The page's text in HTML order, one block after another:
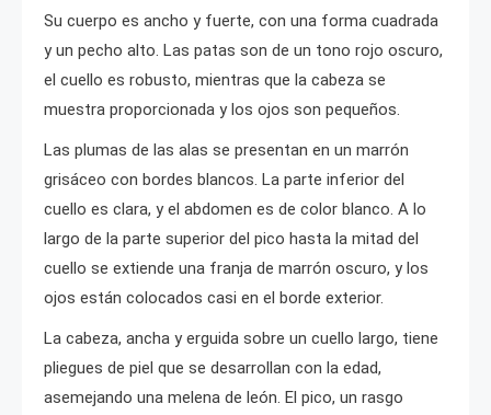
Su cuerpo es ancho y fuerte, con una forma cuadrada
y un pecho alto. Las patas son de un tono rojo oscuro,
el cuello es robusto, mientras que la cabeza se
muestra proporcionada y los ojos son pequeños.
Las plumas de las alas se presentan en un marrón
grisáceo con bordes blancos. La parte inferior del
cuello es clara, y el abdomen es de color blanco. A lo
largo de la parte superior del pico hasta la mitad del
cuello se extiende una franja de marrón oscuro, y los
ojos están colocados casi en el borde exterior.
La cabeza, ancha y erguida sobre un cuello largo, tiene
pliegues de piel que se desarrollan con la edad,
asemejando una melena de león. El pico, un rasgo